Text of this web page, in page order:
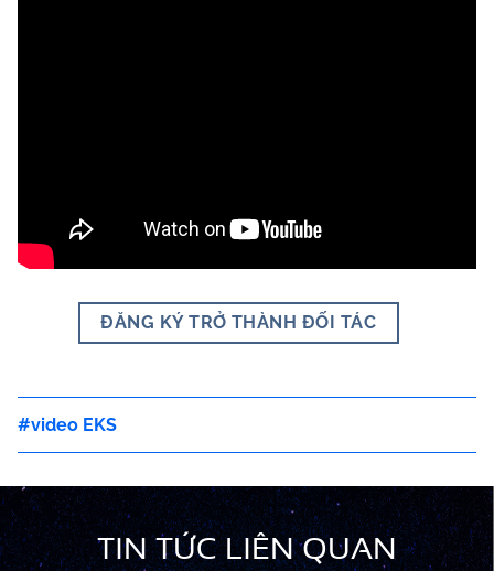
ĐĂNG KÝ TRỞ THÀNH ĐỐI TÁC
video EKS
TIN TỨC LIÊN QUAN